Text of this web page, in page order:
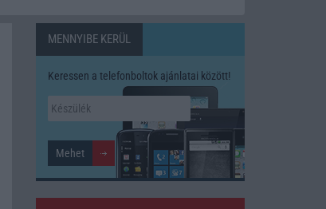
MENNYIBE KERÜL
Keressen a telefonboltok ajánlatai között!